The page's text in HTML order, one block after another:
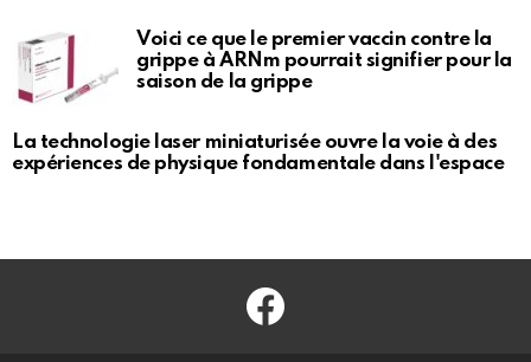
Voici ce que le premier vaccin contre la
grippe à ARNm pourrait signifier pour la
saison de la grippe
La technologie laser miniaturisée ouvre la voie à des
expériences de physique fondamentale dans l'espace
Facebook